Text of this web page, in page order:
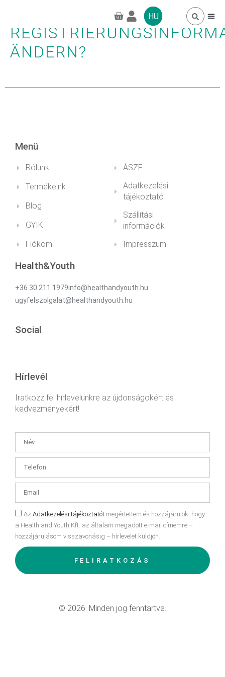
HU
KANN ICH MEINE
ÄNDERN?
Menü
Rólunk
Termékeink
Blog
GYIK
Fiókom
ÁSZF
Adatkezelési
tájékoztató
Szállítási
információk
Impresszum
Health&Youth
+36 30 211 1979info@healthandyouth.hu
ugyfelszolgalat@healthandyouth.hu
Social
Hírlevél
Iratkozz fel hírlevelünkre az újdonságokért és
kedvezményekért!
Az Adatkezelési tájékoztatót megértettem és hozzájárulok, hogy
a Health and Youth Kft. az általam megadott e-mail címemre –
hozzájárulásom visszavonásig – hírlevelet küldjön.
FELIRATKOZÁS
© 2026. Minden jog fenntartva.